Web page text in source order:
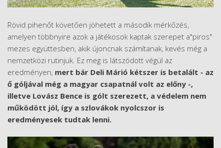
Rövid pihenőt követően jöhetett a második mérkőzés,
amelyen többnyire azok a játékosok kaptak szerepet a"piros"
mezes együttesben, akik újoncnak számítanak, kevés még a
nemzetközi rutinjuk. Ez meg is látszódott végül az
eredményen, mert bár Deli Márió kétszer is betalált - az
ő góljával még a magyar csapatnál volt az előny -,
illetve Lovász Bence is gólt szerezett, a védelem nem
működött jól, így a szlovákok nyolcszor is
eredményesek tudtak lenni.